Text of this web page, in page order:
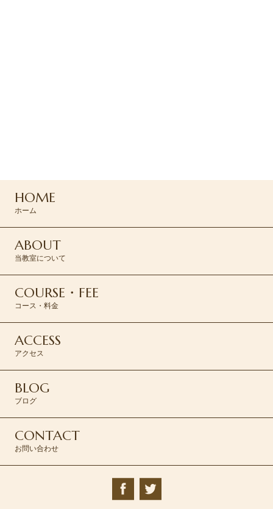
HOME
ホーム
ABOUT
当教室について
COURSE・FEE
コース・料金
ACCESS
アクセス
BLOG
ブログ
CONTACT
お問い合わせ